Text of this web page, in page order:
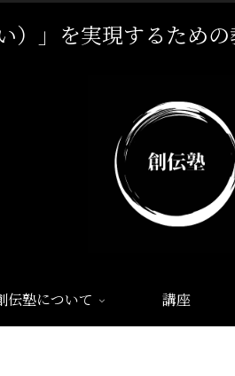
）」を実現するため
伝塾について 講座